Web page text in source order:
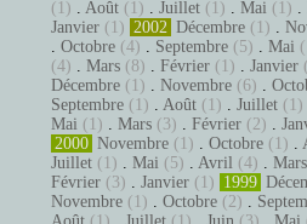
(1) . Août (1) . Juillet (1) . Mai (1) .
Janvier (1) 2002 Décembre (1) .
. Octobre (4) . Septembre (5) . Mai
(4) . Mars (8) . Février (1) . Janvier
Décembre (1) . Novembre (6) .
Septembre (1) . Août (1) . Juillet (1)
Mai (1) . Mars (3) . Février (2) .
2000 Novembre (1) . Octobre (1) .
Juillet (1) . Mai (5) . Avril (4) . Mars
Février (3) . Janvier (1) 1999
Novembre (1) . Octobre (2) .